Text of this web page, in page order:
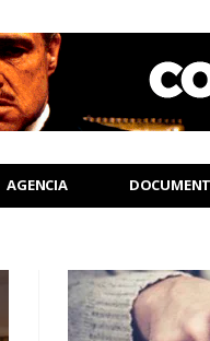
AGENCIA